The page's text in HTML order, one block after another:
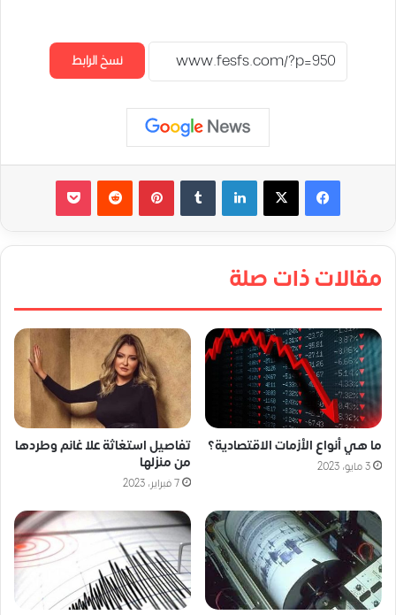
نسخ الرابط
لينكدإن بينتيريست
مقالات ذات صلة
ما هي أنواع الأزمات الاقتصادية؟
3 مايو، 2023
تفاصيل استغاثة علا غانم وطردها
من منزلها
7 فبراير، 2023